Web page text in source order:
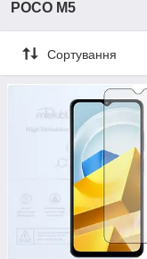
POCO M5
Сортування